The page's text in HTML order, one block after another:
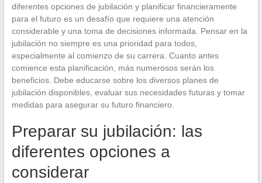
diferentes opciones de jubilación y planificar financieramente
para el futuro es un desafío que requiere una atención
considerable y una toma de decisiones informada. Pensar en la
jubilación no siempre es una prioridad para todos,
especialmente al comienzo de su carrera. Cuanto antes
comience esta planificación, más numerosos serán los
beneficios. Debe educarse sobre los diversos planes de
jubilación disponibles, evaluar sus necesidades futuras y tomar
medidas para asegurar su futuro financiero.
Preparar su jubilación: las
diferentes opciones a
considerar